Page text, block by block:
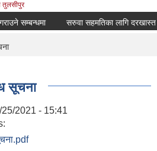
तुलसीपुर
सम्बन्धमा सरुवा सहमतिका लागि दरखास्त
सूचना
2021 - 15:41